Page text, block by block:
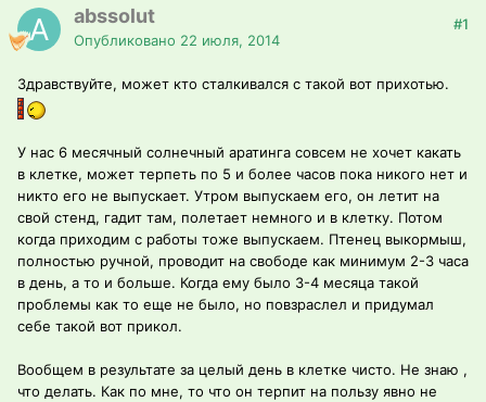
abssolut
Опубликовано 22 июля, 2014
#1
Здравствуйте, может кто сталкивался с такой вот прихотью.
У нас 6 месячный солнечный аратинга совсем не хочет какать
в клетке, может терпеть по 5 и более часов пока никого нет и
никто его не выпускает. Утром выпускаем его, он летит на
свой стенд, гадит там, полетает немного и в клетку. Потом
когда приходим с работы тоже выпускаем. Птенец выкормыш,
полностью ручной, проводит на свободе как минимум 2-3 часа
в день, а то и больше. Когда ему было 3-4 месяца такой
проблемы как то еще не было, но повзраслел и придумал
себе такой вот прикол.
Вообщем в результате за целый день в клетке чисто. Не знаю ,
что делать. Как по мне, то что он терпит на пользу явно не